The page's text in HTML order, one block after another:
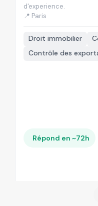
d'experience.
📍 Paris
Droit immobilier
Contrôle des
Répond en ~72h